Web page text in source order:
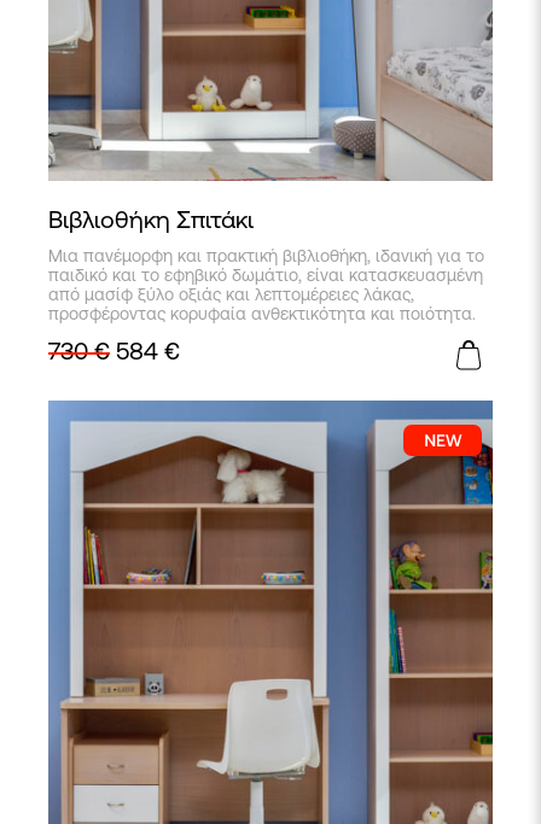
Βιβλιοθήκη Σπιτάκι
Μια πανέμορφη και πρακτική βιβλιοθήκη, ιδανική για το
παιδικό και το εφηβικό δωμάτιο, είναι κατασκευασμένη
από μασίφ ξύλο οξιάς και λεπτομέρειες λάκας,
προσφέροντας κορυφαία ανθεκτικότητα και ποιότητα.
730€ 584 €